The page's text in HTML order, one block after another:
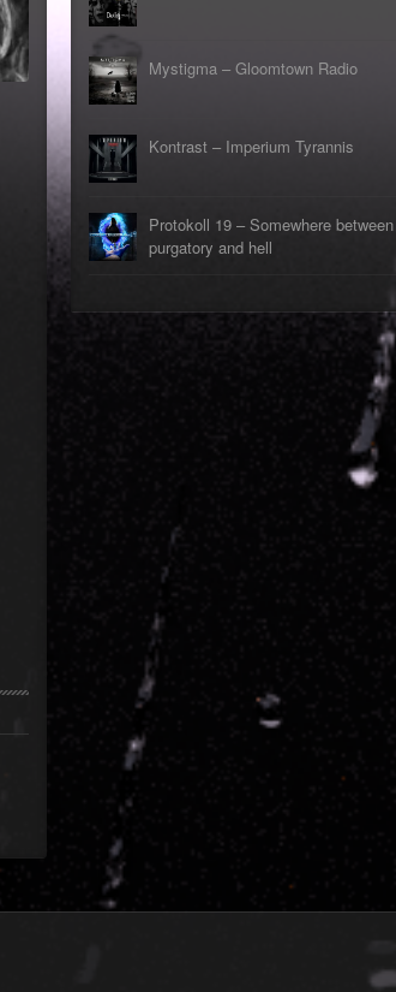
►
►
►
►
►
Mystigma – Gloomtown Radio
Kontrast – Imperium Tyrannis
Protokoll 19 – Somewhere between
purgatory and hell